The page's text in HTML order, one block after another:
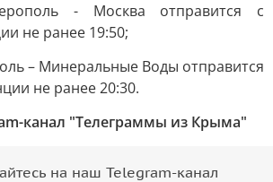
- Москва отправится с
не ранее 19:50;
– Минеральные Воды отправится
не ранее 20:30.
канал "Телеграммы из Крыма"
на наш Telegram-канал